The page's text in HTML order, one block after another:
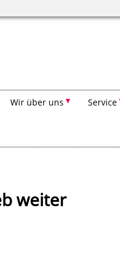
Wir über uns Service
weiter